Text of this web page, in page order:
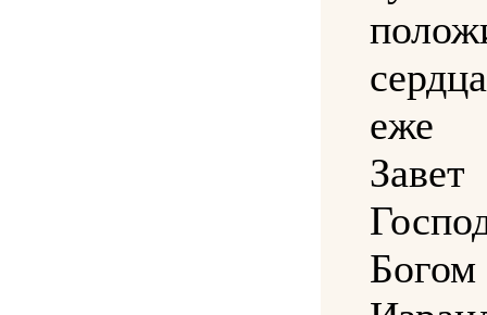
еже
Богом